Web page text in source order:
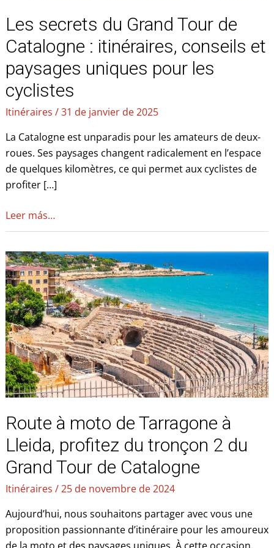
Les secrets du Grand Tour de
Catalogne : itinéraires, conseils et
paysages uniques pour les
cyclistes
Itinéraires /31 de janvier de 2025
La Catalogne est unparadis pour les amateurs de deux-
roues. Ses paysages changent radicalement en l’espace
de quelques kilomètres, ce qui permet aux cyclistes de
profiter […]
paysages
uniques
pour
les
cyclistes
Leer más…
Route à moto de Tarragone à
Lleida, profitez du tronçon 2 du
Grand Tour de Catalogne
Itinéraires /25 de novembre de 2024
Aujourd’hui, nous souhaitons partager avec vous une
proposition passionnante d’itinéraire pour les amoureux
à
moto
de
Tarragone
à
Lleida,
profitez
du
tronçon
du
Grand
Tour
de
Catalogne